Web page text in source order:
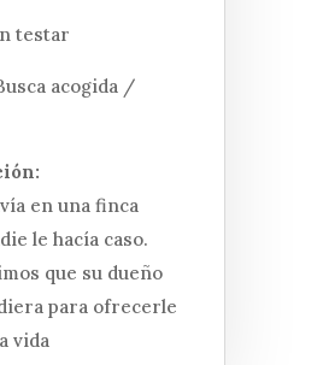
testar
acogida /
en una finca
le hacía caso.
que su dueño
para ofrecerle
vida